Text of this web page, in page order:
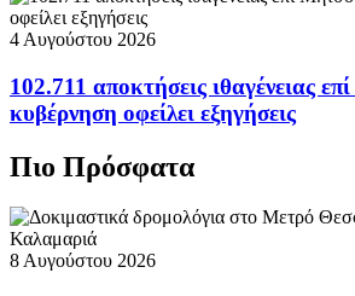
4 Αυγούστου 2026
102.711 αποκτήσεις ιθαγένειας
κυβέρνηση οφείλει εξηγήσεις
Πιο Πρόσφατα
8 Αυγούστου 2026